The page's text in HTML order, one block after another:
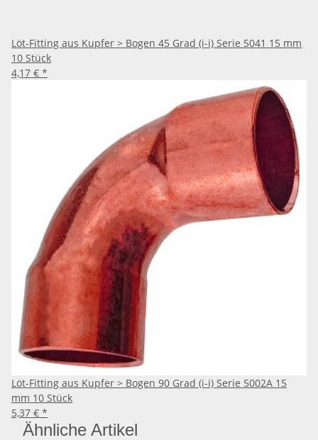
Löt-Fitting aus Kupfer > Bogen 45 Grad (i-i) Serie 5041 15 mm
10 Stück
4,17 € *
Löt-Fitting aus Kupfer > Bogen 90 Grad (i-i) Serie 5002A 15
mm 10 Stück
5,37 € *
Ähnliche Artikel